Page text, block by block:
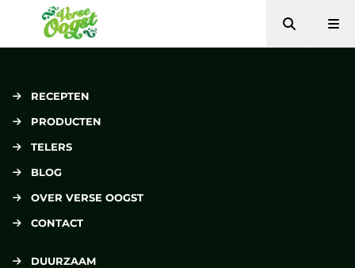
Verse Oogst
Zoeken
RECEPTEN
PRODUCTEN
TELERS
BLOG
OVER VERSE OOGST
CONTACT
DUURZAAM